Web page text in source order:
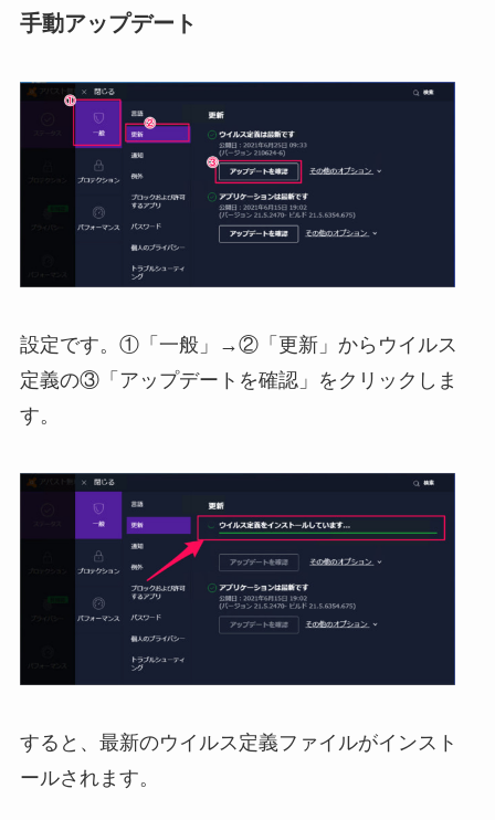
手動アップデート
設定です。①「一般」→②「更新」からウイルス
定義の③「アップデートを確認」をクリックしま
す。
すると、最新のウイルス定義ファイルがインスト
ールされます。